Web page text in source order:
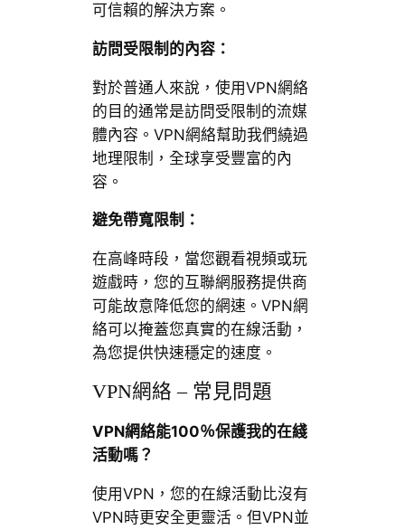
可信賴的解決方案。
訪問受限制的內容：
對於普通人來說，使用VPN網絡
的目的通常是訪問受限制的流媒
體內容。VPN網絡幫助我們繞過
地理限制，全球享受豐富的內
容。
避免帶寬限制：
在高峰時段，當您觀看視頻或玩
遊戲時，您的互聯網服務提供商
可能故意降低您的網速。VPN網
絡可以掩蓋您真實的在線活動，
為您提供快速穩定的速度。
VPN網絡 – 常見問題
VPN網絡能100％保護我的在綫
活動嗎？
使用VPN，您的在線活動比沒有
VPN時更安全更靈活。但VPN並